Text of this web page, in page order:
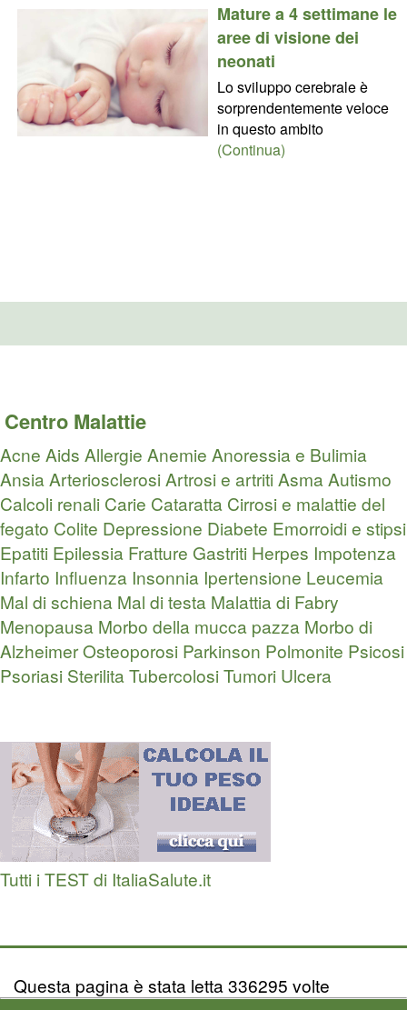
Mature a 4 settimane le
aree di visione dei
neonati
Lo sviluppo cerebrale è
sorprendentemente veloce
in questo ambito
(Continua)
Centro Malattie
Acne Aids Allergie Anemie Anoressia e Bulimia
AnsiaArteriosclerosiArtrosi e artritiAsmaAutismo
Calcoli renali Carie Cataratta Cirrosi e malattie del
fegato Colite Depressione Diabete Emorroidi e stipsi
Epatiti Epilessia Fratture Gastriti Herpes Impotenza
Infarto Influenza Insonnia Ipertensione Leucemia
Mal di schiena Mal di testa Malattia di Fabry
Menopausa Morbo della mucca pazza Morbo di
AlzheimerOsteoporosi Parkinson Polmonite Psicosi
Psoriasi SterilitaTubercolosiTumori Ulcera
Tutti i TEST di ItaliaSalute.it
Questa pagina è stata letta 336295 volte